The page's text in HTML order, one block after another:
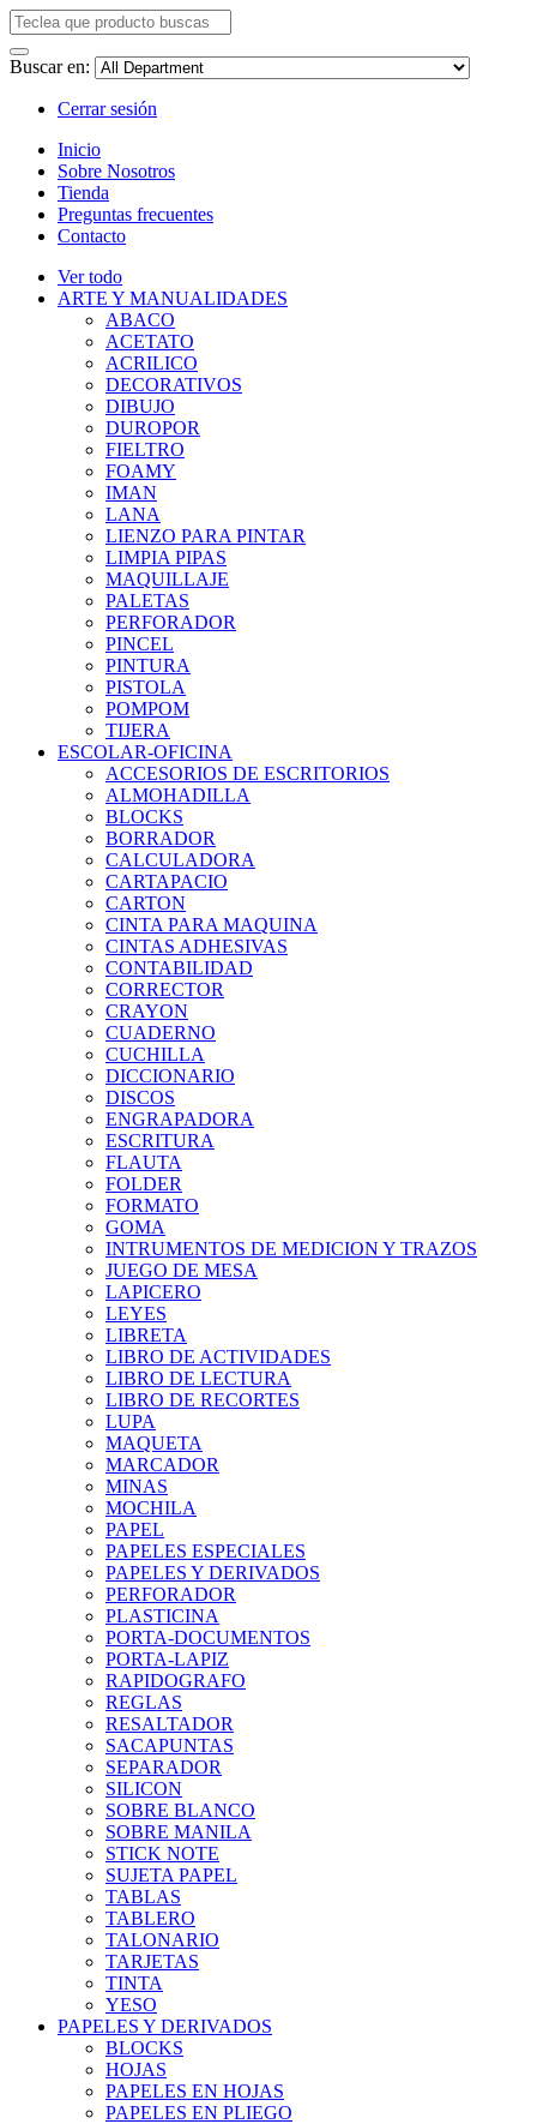
Buscar en:
Cerrar sesión
Inicio
Sobre Nosotros
Tienda
Preguntas frecuentes
Contacto
Ver todo
ARTE Y MANUALIDADES
ABACO
ACETATO
ACRILICO
DECORATIVOS
DIBUJO
DUROPOR
FIELTRO
FOAMY
IMAN
LANA
LIENZO PARA PINTAR
LIMPIA PIPAS
MAQUILLAJE
PALETAS
PERFORADOR
PINCEL
PINTURA
PISTOLA
POMPOM
TIJERA
ESCOLAR-OFICINA
ACCESORIOS DE ESCRITORIOS
ALMOHADILLA
BLOCKS
BORRADOR
CALCULADORA
CARTAPACIO
CARTON
CINTA PARA MAQUINA
CINTAS ADHESIVAS
CONTABILIDAD
CORRECTOR
CRAYON
CUADERNO
CUCHILLA
DICCIONARIO
DISCOS
ENGRAPADORA
ESCRITURA
FLAUTA
FOLDER
FORMATO
GOMA
INTRUMENTOS DE MEDICION Y TRAZOS
JUEGO DE MESA
LAPICERO
LEYES
LIBRETA
LIBRO DE ACTIVIDADES
LIBRO DE LECTURA
LIBRO DE RECORTES
LUPA
MAQUETA
MARCADOR
MINAS
MOCHILA
PAPEL
PAPELES ESPECIALES
PAPELES Y DERIVADOS
PERFORADOR
PLASTICINA
PORTA-DOCUMENTOS
PORTA-LAPIZ
RAPIDOGRAFO
REGLAS
RESALTADOR
SACAPUNTAS
SEPARADOR
SILICON
SOBRE BLANCO
SOBRE MANILA
STICK NOTE
SUJETA PAPEL
TABLAS
TABLERO
TALONARIO
TARJETAS
TINTA
YESO
PAPELES Y DERIVADOS
BLOCKS
HOJAS
PAPELES EN HOJAS
PAPELES EN PLIEGO